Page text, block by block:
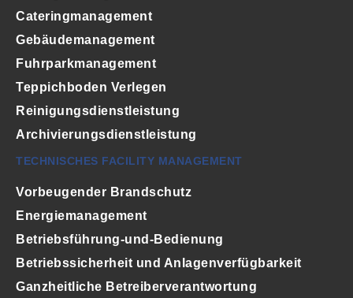
Cateringmanagement
Gebäudemanagement
Fuhrparkmanagement
Teppichboden Verlegen
Reinigungsdienstleistung
Archivierungsdienstleistung
TECHNISCHES FACILITY MANAGEMENT
Vorbeugender Brandschutz
Energiemanagement
Betriebsführung-und-Bedienung
Betriebssicherheit und Anlagenverfügbarkeit
Ganzheitliche Betreiberverantwortung